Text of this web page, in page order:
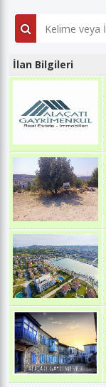
İlan Bilgileri